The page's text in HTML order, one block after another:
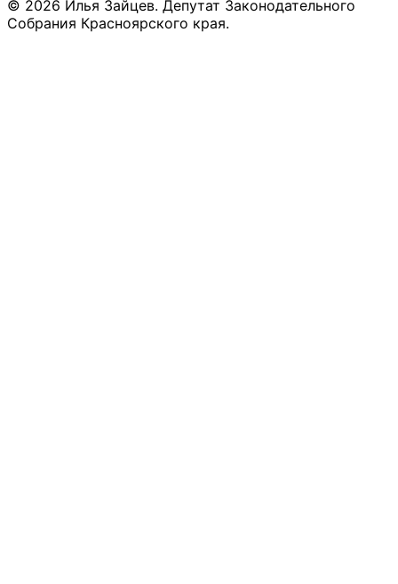
© 2026 Илья Зайцев. Депутат Законодательного
Собрания Красноярского края.